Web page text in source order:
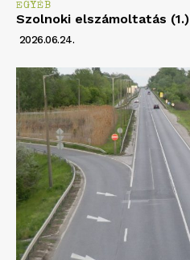
EGYÉB
Szolnoki elszámoltatás (1.)
2026.06.24.